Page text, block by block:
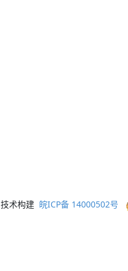
技术构建 皖ICP备 14000502号